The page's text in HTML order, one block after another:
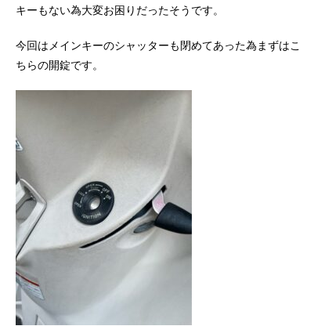
キーもない為大変お困りだったそうです。
今回はメインキーのシャッターも閉めてあった為まずはこ
ちらの開錠です。